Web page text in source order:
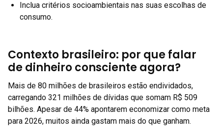
Inclua critérios socioambientais nas suas escolhas de
consumo.
Contexto brasileiro: por que falar
de dinheiro consciente agora?
Mais de 80 milhões de brasileiros estão endividados,
carregando 321 milhões de dívidas que somam R$ 509
bilhões. Apesar de 44% apontarem economizar como meta
para 2026, muitos ainda gastam mais do que ganham.